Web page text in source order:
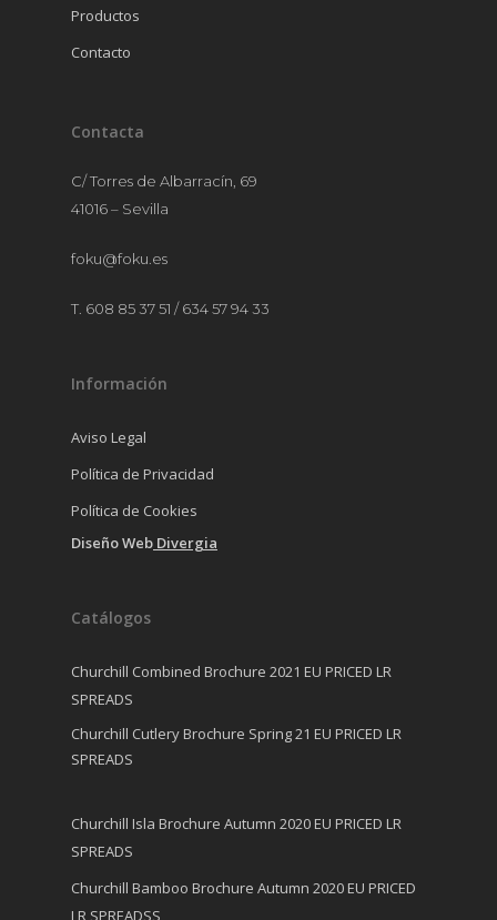
Productos
Contacto
Contacta
C/ Torres de Albarracín, 69
41016 – Sevilla
foku@foku.es
T. 608 85 37 51 / 634 57 94 33
Información
Aviso Legal
Política de Privacidad
Política de Cookies
Diseño Web Divergia
Catálogos
Churchill Combined Brochure 2021 EU PRICED LR
SPREADS
Churchill Cutlery Brochure Spring 21 EU PRICED LR
SPREADS
Churchill Isla Brochure Autumn 2020 EU PRICED LR
SPREADS
Churchill Bamboo Brochure Autumn 2020 EU PRICED
LR SPREADSS